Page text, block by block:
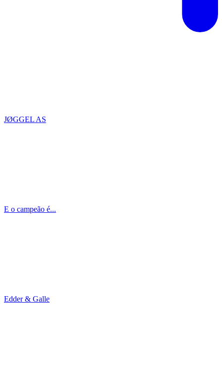
JØGGEL AS
E o campeão é...
Edder & Galle